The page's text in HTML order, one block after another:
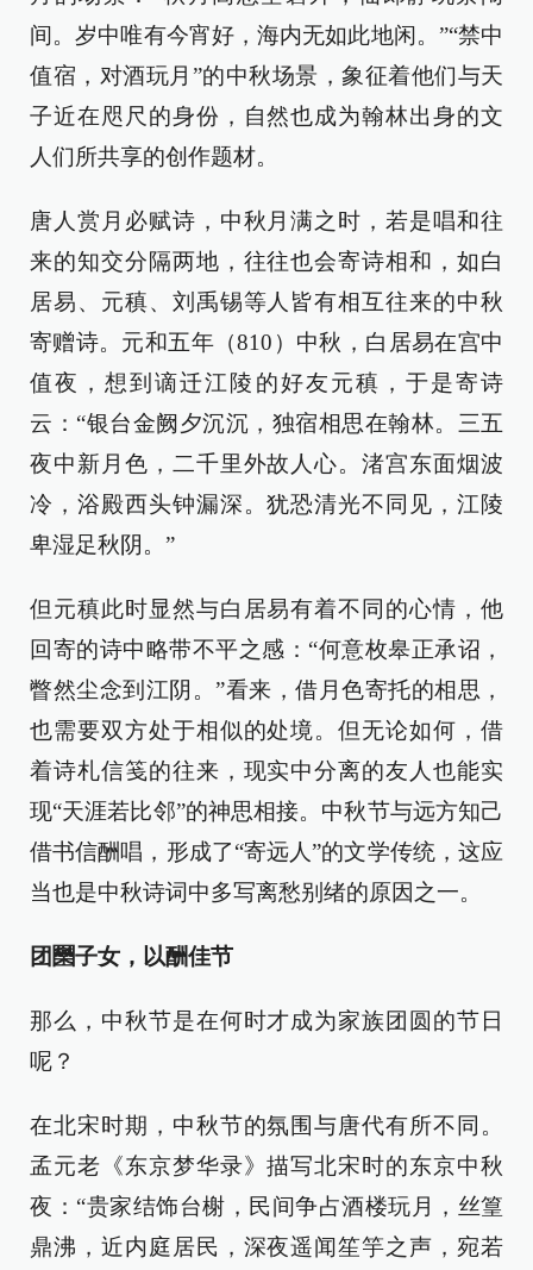
间。岁中唯有今宵好，海内无如此地闲。”“禁中
值宿，对酒玩月”的中秋场景，象征着他们与天
子近在咫尺的身份，自然也成为翰林出身的文
人们所共享的创作题材。
唐人赏月必赋诗，中秋月满之时，若是唱和往
来的知交分隔两地，往往也会寄诗相和，如白
居易、元稹、刘禹锡等人皆有相互往来的中秋
寄赠诗。元和五年（810）中秋，白居易在宫中
值夜，想到谪迁江陵的好友元稹，于是寄诗
云：“银台金阙夕沉沉，独宿相思在翰林。三五
夜中新月色，二千里外故人心。渚宫东面烟波
冷，浴殿西头钟漏深。犹恐清光不同见，江陵
卑湿足秋阴。”
但元稹此时显然与白居易有着不同的心情，他
回寄的诗中略带不平之感：“何意枚皋正承诏，
瞥然尘念到江阴。”看来，借月色寄托的相思，
也需要双方处于相似的处境。但无论如何，借
着诗札信笺的往来，现实中分离的友人也能实
现“天涯若比邻”的神思相接。中秋节与远方知己
借书信酬唱，形成了“寄远人”的文学传统，这应
当也是中秋诗词中多写离愁别绪的原因之一。
团圞子女，以酬佳节
那么，中秋节是在何时才成为家族团圆的节日
呢？
在北宋时期，中秋节的氛围与唐代有所不同。
孟元老《东京梦华录》描写北宋时的东京中秋
夜：“贵家结饰台榭，民间争占酒楼玩月，丝篁
鼎沸，近内庭居民，深夜遥闻笙竽之声，宛若